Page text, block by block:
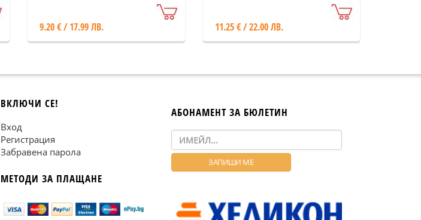
9.20 € / 17.99 ЛВ. 11.25 € / 22.00 ЛВ.
ВКЛЮЧИ СЕ!
Вход
Регистрация
Забравена парола
МЕТОДИ ЗА ПЛАЩАНЕ
АБОНАМЕНТ ЗА БЮЛЕТИН